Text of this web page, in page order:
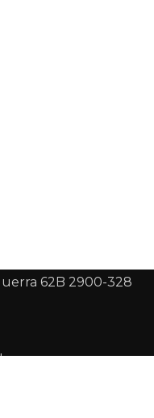
62B 2900-328